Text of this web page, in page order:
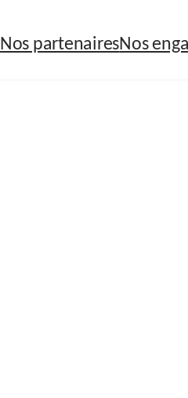
Nos partenairesNos